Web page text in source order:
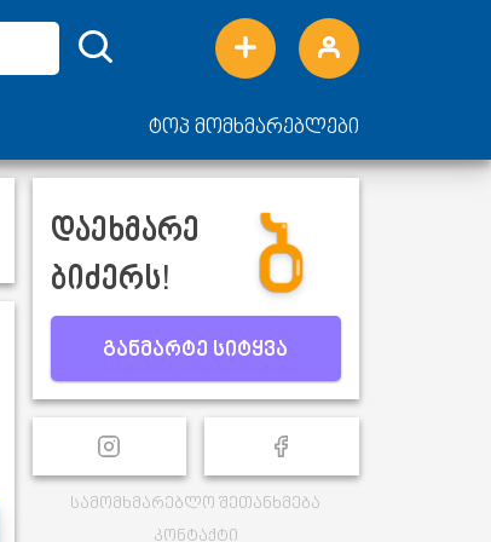
ტოპ მომხმარებლები
დაეხმარე
ბიძერს!
განმარტე სიტყვა
სამომხმარებლო შეთანხმება
კონტაქტი